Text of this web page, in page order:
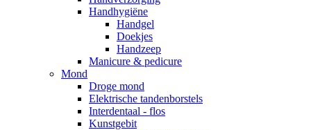
Handhygiëne
Handgel
Doekjes
Handzeep
Manicure & pedicure
Mond
Droge mond
Elektrische tandenborstels
Interdentaal - flos
Kunstgebit